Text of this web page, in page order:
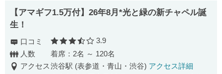
【アマギフ1.5万付】26年8月*光と緑の新チャペル誕
生！
口コミ 口コミ評価
3.9
人数
着席：2名 ～ 120名
アクセス渋谷駅 (表参道・青山・渋谷) アクセス詳細